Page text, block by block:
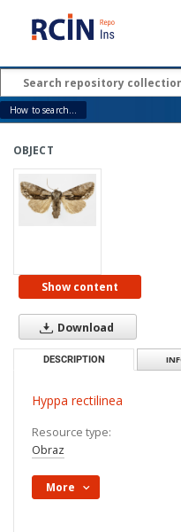
How to search...
OBJECT
Show content
Download
DESCRIPTION
Hyppa rectilinea
Resource type:
Obraz
More